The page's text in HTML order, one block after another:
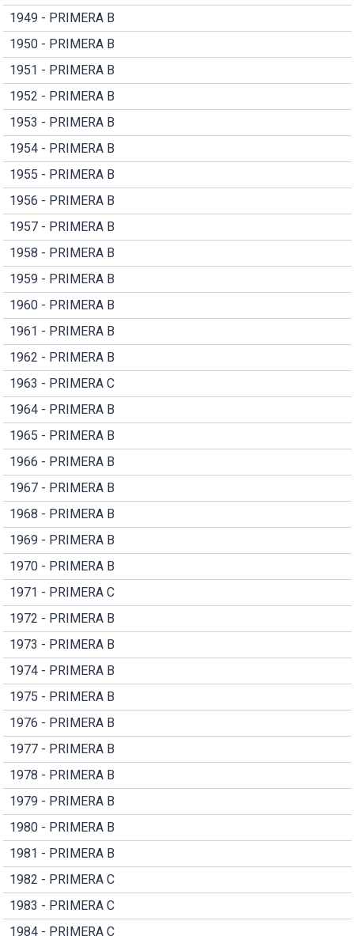
1949 - PRIMERA B
1950 - PRIMERA B
1951 - PRIMERA B
1952 - PRIMERA B
1953 - PRIMERA B
1954 - PRIMERA B
1955 - PRIMERA B
1956 - PRIMERA B
1957 - PRIMERA B
1958 - PRIMERA B
1959 - PRIMERA B
1960 - PRIMERA B
1961 - PRIMERA B
1962 - PRIMERA B
1963 - PRIMERA C
1964 - PRIMERA B
1965 - PRIMERA B
1966 - PRIMERA B
1967 - PRIMERA B
1968 - PRIMERA B
1969 - PRIMERA B
1970 - PRIMERA B
1971 - PRIMERA C
1972 - PRIMERA B
1973 - PRIMERA B
1974 - PRIMERA B
1975 - PRIMERA B
1976 - PRIMERA B
1977 - PRIMERA B
1978 - PRIMERA B
1979 - PRIMERA B
1980 - PRIMERA B
1981 - PRIMERA B
1982 - PRIMERA C
1983 - PRIMERA C
1984 - PRIMERA C